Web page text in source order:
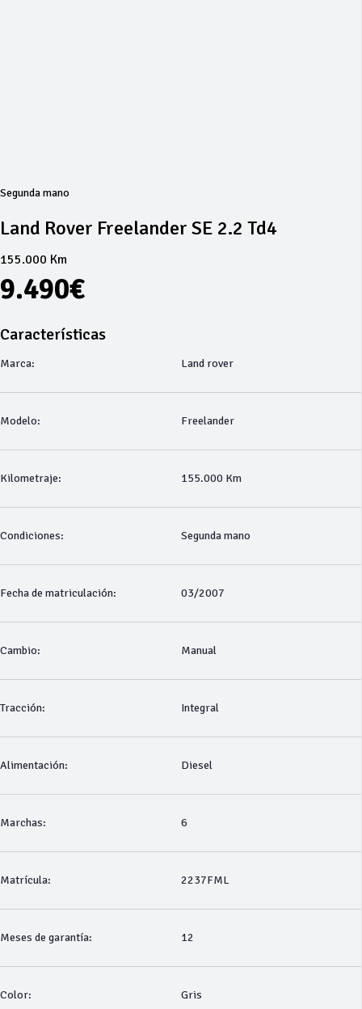
Segunda mano
Land Rover Freelander SE 2.2 Td4
155.000 Km
9.490€
Características
Marca: Land rover
Modelo: Freelander
Kilometraje: 155.000 Km
Condiciones: Segunda mano
Fecha de matriculación: 03/2007
Cambio: Manual
Tracción: Integral
Alimentación: Diesel
Marchas: 6
Matrícula: 2237FML
Meses de garantía: 12
Color: Gris